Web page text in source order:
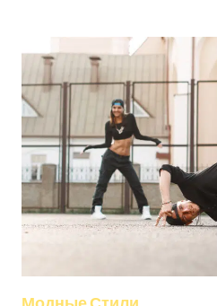
ТРЕНД
2026
ГОДА
СВЕТЕ
И
ТЕНИ